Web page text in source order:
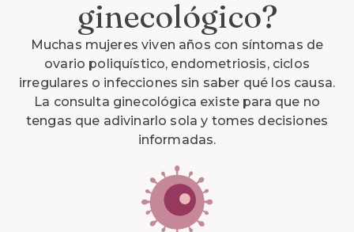
ginecológico?
Muchas mujeres viven años con síntomas de
ovario poliquístico, endometriosis, ciclos
irregulares o infecciones sin saber qué los causa.
La consulta ginecológica existe para que no
tengas que adivinarlo sola y tomes decisiones
informadas.